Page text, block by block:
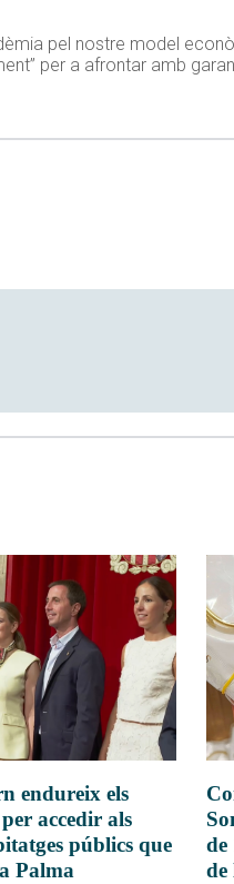
pel nostre model
per a afrontar amb
endureix els
accedir als
públics que
Palma
de
de